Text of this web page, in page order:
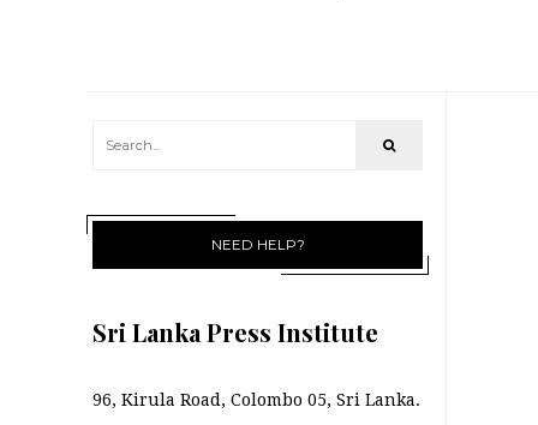
NEED HELP?
Sri Lanka Press Institute
96, Kirula Road, Colombo 05, Sri Lanka.